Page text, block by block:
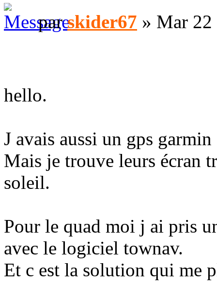
parskider67 » Mar
hello.
J avais aussi un gps
Mais je trouve leurs écran
soleil.
Pour le quad moi j ai pris
avec le logiciel townav.
Et c est la solution qui me